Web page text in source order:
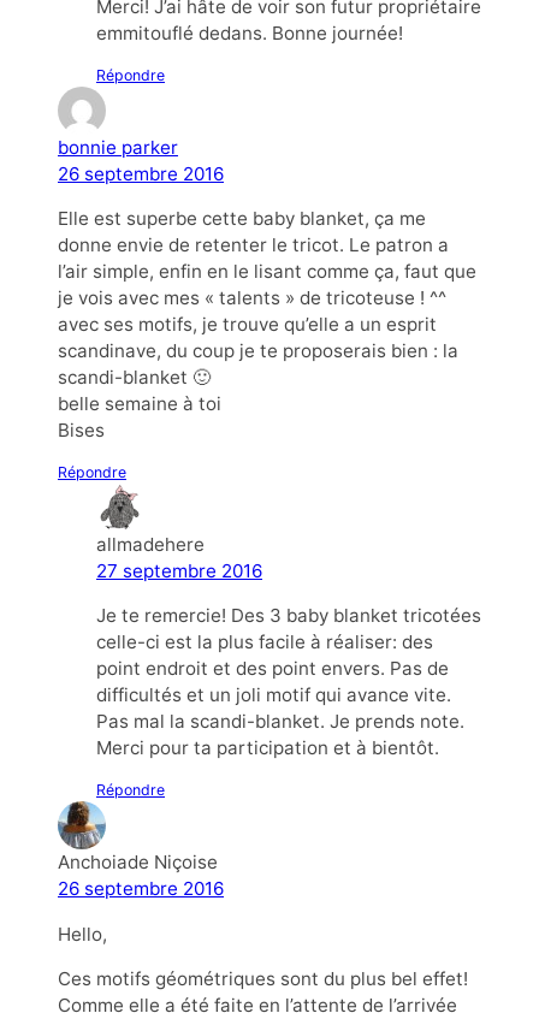
Merci! J’ai hâte de voir son futur propriétaire
emmitouflé dedans. Bonne journée!
Répondre
bonnie parker
26 septembre 2016
Elle est superbe cette baby blanket, ça me
donne envie de retenter le tricot. Le patron a
l’air simple, enfin en le lisant comme ça, faut que
je vois avec mes « talents » de tricoteuse ! ^^
avec ses motifs, je trouve qu’elle a un esprit
scandinave, du coup je te proposerais bien : la
scandi-blanket 🙂
belle semaine à toi
Bises
Répondre
allmadehere
27 septembre 2016
Je te remercie! Des 3 baby blanket tricotées
celle-ci est la plus facile à réaliser: des
point endroit et des point envers. Pas de
difficultés et un joli motif qui avance vite.
Pas mal la scandi-blanket. Je prends note.
Merci pour ta participation et à bientôt.
Répondre
Anchoiade Niçoise
26 septembre 2016
Hello,
Ces motifs géométriques sont du plus bel effet!
Comme elle a été faite en l’attente de l’arrivée